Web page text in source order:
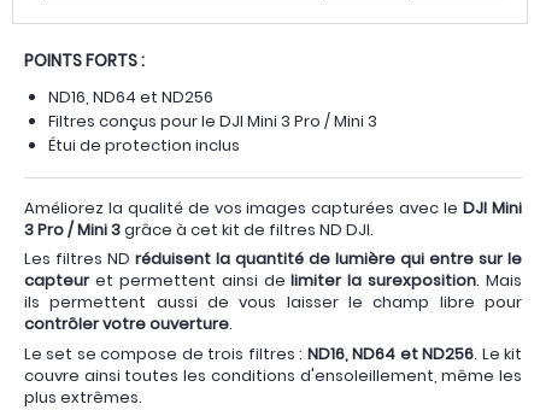
POINTS FORTS :
ND16, ND64 et ND256
Filtres conçus pour le DJI Mini 3 Pro / Mini 3
Étui de protection inclus
Améliorez la qualité de vos images capturées avec leDJI Mini
3 Pro/ Mini 3grâce à cet kit de filtres ND DJI.
Les filtres ND réduisent la quantité de lumière qui entre sur le
capteuret permettent ainsi delimiter la surexposition. Mais
ils permettent aussi de vous laisser le champ libre pour
contrôler votre ouverture.
Le set se compose de trois filtres : ND16, ND64 et ND256. Le kit
couvre ainsi toutes les conditions d'ensoleillement, même les
plus extrêmes.